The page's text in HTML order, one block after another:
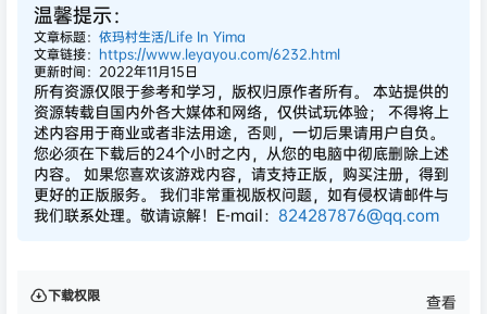
温馨提示：
文章标题： 依玛村生活/Life In Yima
文章链接： https://www.leyayou.com/6232.html
更新时间：2022年11月15日
所有资源仅限于参考和学习，版权归原作者所有。 本站提供的
资源转载自国内外各大媒体和网络，仅供试玩体验； 不得将上
述内容用于商业或者非法用途，否则，一切后果请用户自负。
您必须在下载后的24个小时之内，从您的电脑中彻底删除上述
内容。 如果您喜欢该游戏内容，请支持正版，购买注册，得到
更好的正版服务。 我们非常重视版权问题，如有侵权请邮件与
我们联系处理。敬请谅解！E-mail： 824287876@qq.com
下载权限 查看